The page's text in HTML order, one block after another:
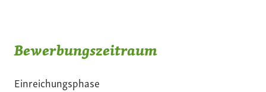
Bewerbungszeitraum
Einreichungsphase